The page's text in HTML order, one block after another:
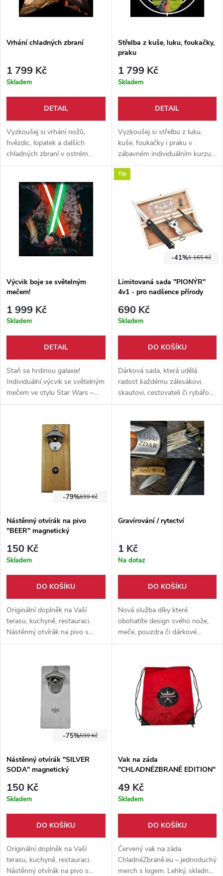
Vrhání chladných zbraní
1 799 Kč
Skladem
DETAIL
Vyzkoušej si vrhání nožů,
hvězdic, lopatek a dalších
chladných zbraní v ostrém
kurzu plném akce, přesnosti a
Střelba z kuše, luku, foukačky,
praku
1 799 Kč
Skladem
DETAIL
Vyzkoušej si střelbu z luku,
kuše, foukačky i praku v
zábavném individuálním kurzu,
který je ideální pro děti,
začátečníky i celé rodiny.
Bezpečné zaučení, různé
zbraně a spousta trefené
zábavy!
Výcvik boje se světelným
mečem!
1 999 Kč
Skladem
DETAIL
Staň se hrdinou galaxie!
Individuální výcvik se světelným
mečem ve stylu Star Wars –
akce, technika a zábava v
zážitku. ⚔️🌌
Tip
1 165 Kč
-41%
Limitovaná sada "PIONÝR"
4v1 - pro nadšence přírody
690 Kč
Skladem
DO KOŠÍKU
Dárková sada, která udělá
radost každému zálesákovi,
skautovi, cestovateli či rybářovi.
V dárkové dřevěné krabičce
multifunkční klíčenku, yawaru s
křesadlem a podpalem a kartu s
potřebami pro přežití!
699 Kč
-79%
Nástěnný otvírák na pivo
"BEER" magnetický
150 Kč
Skladem
DO KOŠÍKU
Originální doplněk na Vaší
terasu, kuchyně, restauraci.
Nástěnný otvírák na pivo s
magnetickým chytačem zátek.
Gravírování / rytectví
1 Kč
Na dotaz
DO KOŠÍKU
Nová služba díky které
obohatíte design svého nože,
meče, pouzdra či dárkové
krabice. Gravírujeme do dřeva,
naleznete v galerii produktu.
599 Kč
-75%
Nástěnný otvírák "SILVER
SODA" magnetický
150 Kč
Skladem
DO KOŠÍKU
Originální doplněk na Vaší
terasu, kuchyně, restauraci.
Nástěnný otvírák na pivo s
Vak na záda
"CHLADNÉZBRANĚ EDITION"
49 Kč
Skladem
DO KOŠÍKU
Červený vak na záda
ChladnéZbraně.eu – jednoduchý
merch s logem. Lehký, skladný